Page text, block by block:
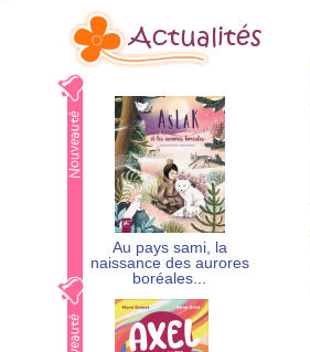
Actualités
Au pays sami, la
naissance des aurores
boréales...